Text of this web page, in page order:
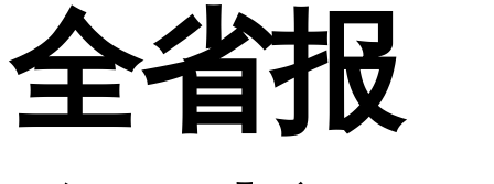
全省报